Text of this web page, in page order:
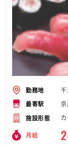
勤務地 千
最寄駅
施設形態 カ
月給